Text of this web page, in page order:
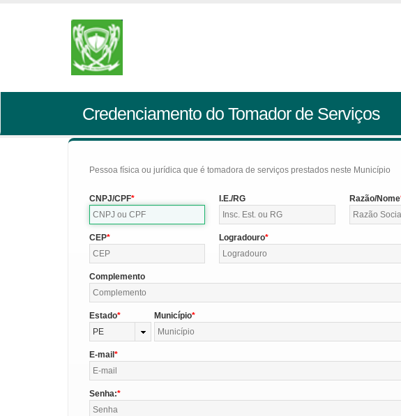
Credenciamento do Tomador de Serviços
Pessoa física ou jurídica que é tomadora de serviços prestados neste Município
CNPJ/CPF I.E./RG Razão/Nome
CEP Logradouro
Complemento
Estado
PE
Município
E-mail
Senha: